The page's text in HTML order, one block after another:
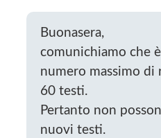
Buonasera,
comunichiamo che
numero massimo di
60 testi.
Pertanto non
nuovi testi.